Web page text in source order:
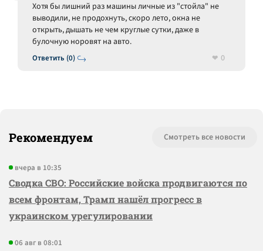
Ответить (0)
Хотя бы лишний раз машины личные из "стойла" не
выводили, не продохнуть, скоро лето, окна не
открыть, дышать не чем круглые сутки, даже в
булочную норовят на авто.
0
Рекомендуем Смотреть все новости
вчера в 10:35
Сводка СВО: Российские войска продвигаются по
всем фронтам, Трамп нашёл прогресс в
украинском урегулировании
06 авг в 08:01